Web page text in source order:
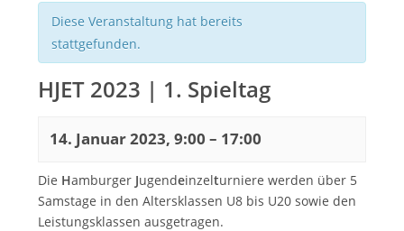
Diese Veranstaltung hat bereits
stattgefunden.
HJET 2023 | 1. Spieltag
14. Januar 2023, 9:00 – 17:00
Die Hamburger Jugendeinzelturniere werden über 5
Samstage in den Altersklassen U8 bis U20 sowie den
Leistungsklassen ausgetragen.